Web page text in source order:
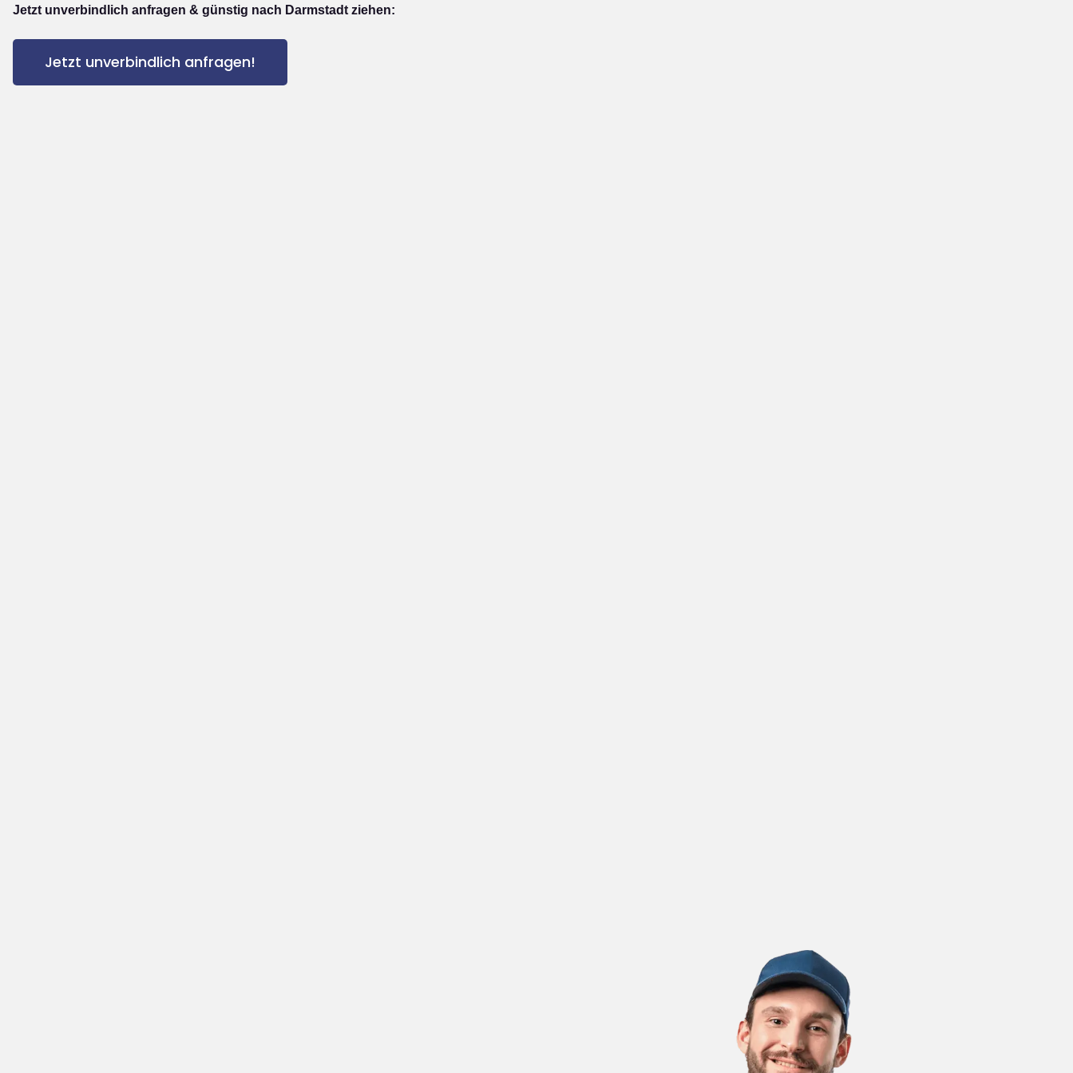
Jetzt unverbindlich anfragen & günstig nach Darmstadt ziehen:
Jetzt unverbindlich anfragen!